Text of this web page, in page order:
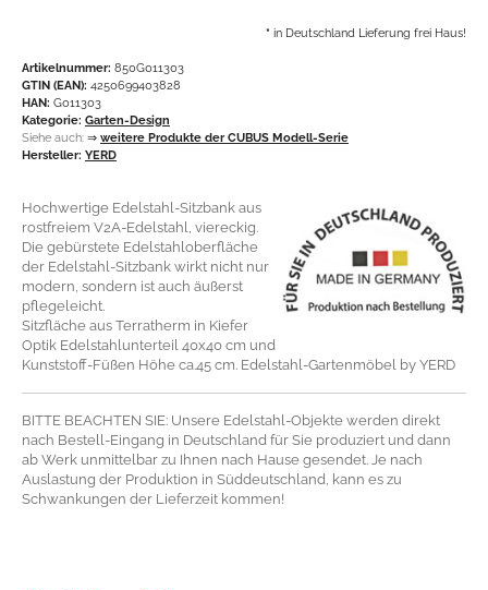
* in Deutschland Lieferung frei Haus!
Artikelnummer: 850G011303
GTIN (EAN): 4250699403828
HAN: G011303
Kategorie: Garten-Design
Siehe auch: ⇒ weitere Produkte der CUBUS Modell-Serie
Hersteller: YERD
Hochwertige Edelstahl-Sitzbank aus
rostfreiem V2A-Edelstahl, viereckig.
Die gebürstete Edelstahloberfläche
der Edelstahl-Sitzbank wirkt nicht nur
modern, sondern ist auch äußerst
pflegeleicht.
Sitzfläche aus Terratherm in Kiefer
Optik Edelstahlunterteil 40x40 cm und
Kunststoff-Füßen Höhe ca.45 cm. Edelstahl-Gartenmöbel by YERD
BITTE BEACHTEN SIE: Unsere Edelstahl-Objekte werden direkt
nach Bestell-Eingang in Deutschland für Sie produziert und dann
ab Werk unmittelbar zu Ihnen nach Hause gesendet. Je nach
Auslastung der Produktion in Süddeutschland, kann es zu
Schwankungen der Lieferzeit kommen!